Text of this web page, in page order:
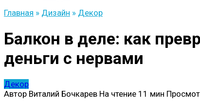
Главная » Дизайн » Декор
Балкон в деле: как
деньги с нервами
Декор
Автор Виталий Бочкарев На чтение 11 мин